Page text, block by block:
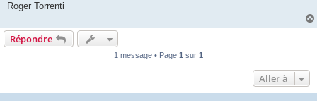
Roger Torrenti
Répondre
1 message • Page 1 sur 1
Aller à